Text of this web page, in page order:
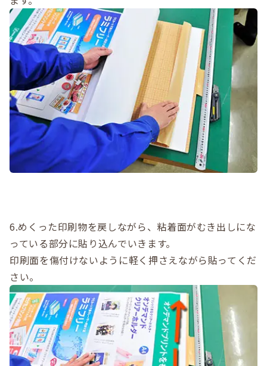
6.めくった印刷物を戻しながら、粘着面がむき出しにな
っている部分に貼り込んでいきます。
印刷面を傷付けないように軽く押さえながら貼ってくだ
さい。